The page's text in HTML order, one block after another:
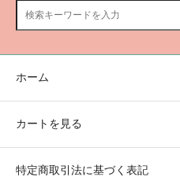
ホーム
カートを見る
特定商取引法に基づく表記